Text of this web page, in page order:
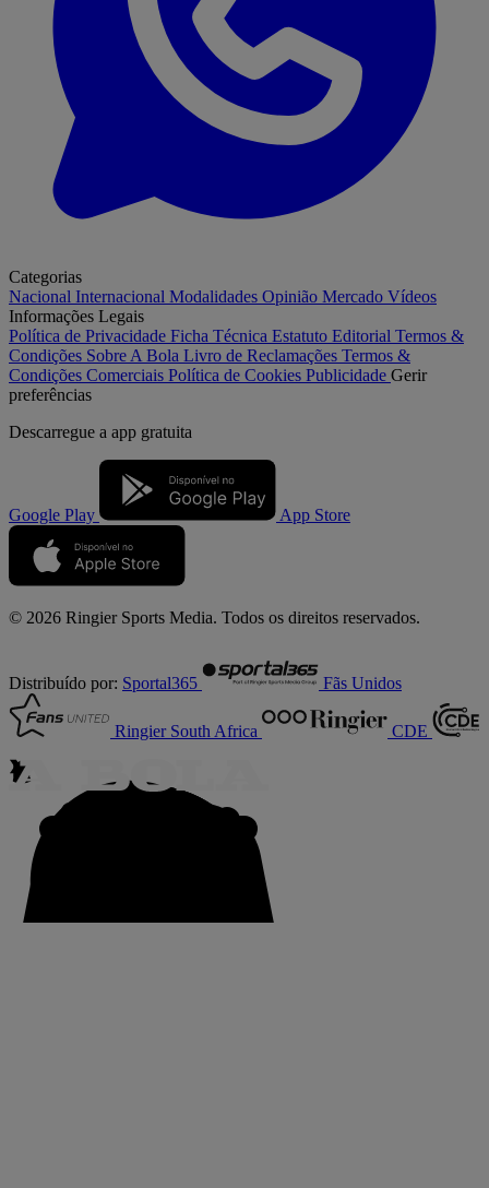
Categorias
Nacional Internacional Modalidades Opinião Mercado Vídeos
Informações Legais
Política de Privacidade Ficha Técnica Estatuto Editorial Termos &
Condições Sobre A Bola Livro de Reclamações Termos &
Condições Comerciais Política de Cookies Publicidade Gerir
preferências
Descarregue a app gratuita
Google Play App Store
© 2026 Ringier Sports Media. Todos os direitos reservados.
Distribuído por: Sportal365 Fãs Unidos
Ringier South Africa CDE